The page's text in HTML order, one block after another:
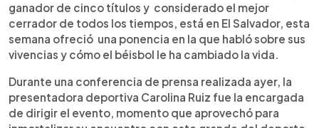
ganador de cinco títulos y considerado el mejor
cerrador de todos los tiempos, está en El Salvador, esta
semana ofreció una ponencia en la que habló sobre sus
vivencias y cómo el béisbol le ha cambiado la vida.
Durante una conferencia de prensa realizada ayer, la
presentadora deportiva Carolina Ruiz fue la encargada
de dirigir el evento, momento que aprovechó para